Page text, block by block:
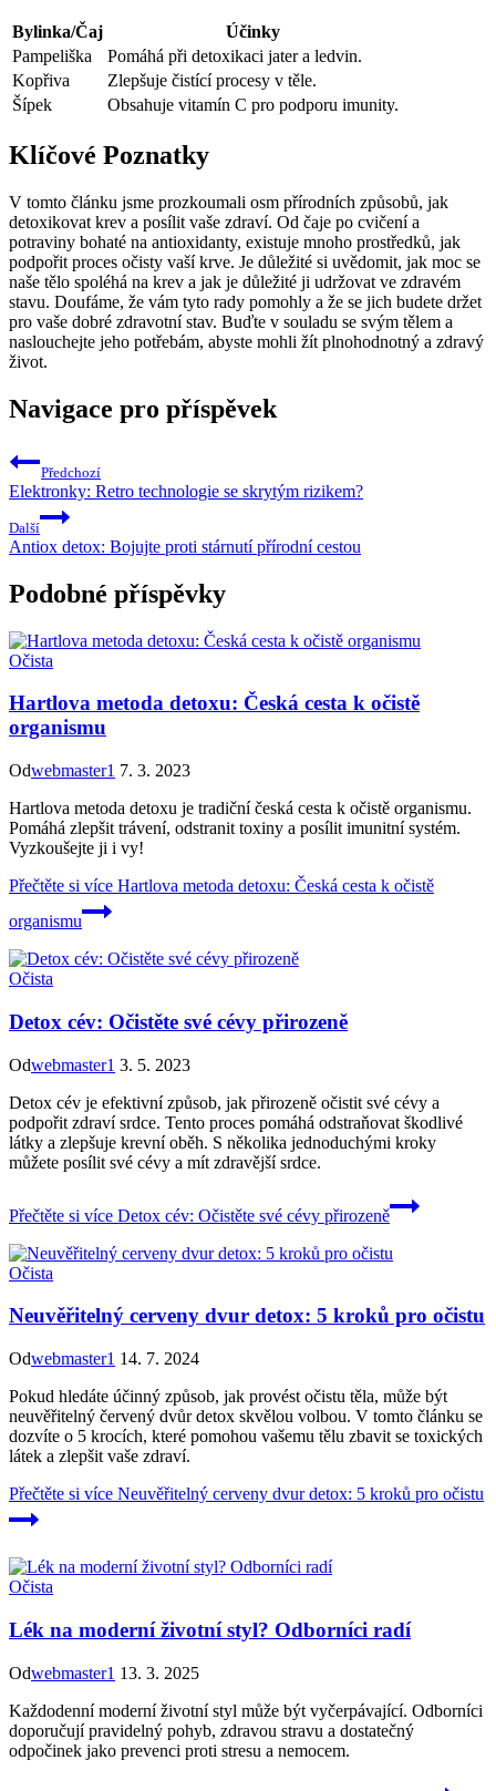
Bylinka/Čaj
Účinky
Pampeliška
Pomáhá při detoxikaci jater a ledvin.
Kopřiva
Zlepšuje čistící procesy v těle.
Šípek
Obsahuje vitamín C pro podporu imunity.
Klíčové Poznatky
V tomto článku jsme prozkoumali osm přírodních způsobů, jak
detoxikovat krev a posílit vaše zdraví. Od čaje po cvičení a
potraviny bohaté na antioxidanty, existuje mnoho prostředků, jak
podpořit proces očisty vaší krve. Je důležité si uvědomit, jak moc se
naše tělo spoléhá na krev a jak je důležité ji udržovat ve zdravém
stavu. Doufáme, že vám tyto rady pomohly a že se jich budete držet
pro vaše dobré zdravotní stav. Buďte v souladu se svým tělem a
naslouchejte jeho potřebám, abyste mohli žít plnohodnotný a zdravý
život.
Navigace pro příspěvek
Předchozí
Elektronky: Retro technologie se skrytým rizikem?
Další
Antiox detox: Bojujte proti stárnutí přírodní cestou
Podobné příspěvky
Očista
Hartlova metoda detoxu: Česká cesta k očistě
organismu
Odwebmaster1 7. 3. 2023
Hartlova metoda detoxu je tradiční česká cesta k očistě organismu.
Pomáhá zlepšit trávení, odstranit toxiny a posílit imunitní systém.
Vyzkoušejte ji i vy!
Přečtěte si více Hartlova metoda detoxu: Česká cesta k očistě
organismu
Očista
Detox cév: Očistěte své cévy přirozeně
Odwebmaster1 3. 5. 2023
Detox cév je efektivní způsob, jak přirozeně očistit své cévy a
podpořit zdraví srdce. Tento proces pomáhá odstraňovat škodlivé
látky a zlepšuje krevní oběh. S několika jednoduchými kroky
můžete posílit své cévy a mít zdravější srdce.
Přečtěte si více Detox cév: Očistěte své cévy přirozeně
Očista
Neuvěřitelný cerveny dvur detox: 5 kroků pro očistu
Odwebmaster1 14. 7. 2024
Pokud hledáte účinný způsob, jak provést očistu těla, může být
neuvěřitelný červený dvůr detox skvělou volbou. V tomto článku se
dozvíte o 5 krocích, které pomohou vašemu tělu zbavit se toxických
látek a zlepšit vaše zdraví.
Přečtěte si více Neuvěřitelný cerveny dvur detox: 5 kroků pro očistu
Očista
Lék na moderní životní styl? Odborníci radí
Odwebmaster1 13. 3. 2025
Každodenní moderní životní styl může být vyčerpávající. Odborníci
doporučují pravidelný pohyb, zdravou stravu a dostatečný
odpočinek jako prevenci proti stresu a nemocem.